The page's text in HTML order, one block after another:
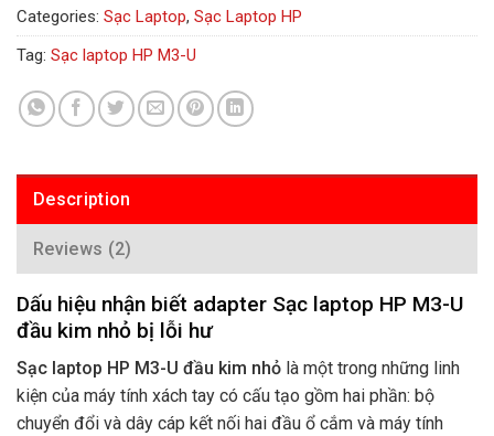
Categories: Sạc Laptop, Sạc Laptop HP
Tag: Sạc laptop HP M3-U
Description
Reviews (2)
Dấu hiệu nhận biết adapter Sạc laptop HP M3-U
đầu kim nhỏ bị lỗi hư
Sạc laptop HP M3-U đầu kim nhỏ là một trong những linh
kiện của máy tính xách tay có cấu tạo gồm hai phần: bộ
chuyển đổi và dây cáp kết nối hai đầu ổ cắm và máy tính